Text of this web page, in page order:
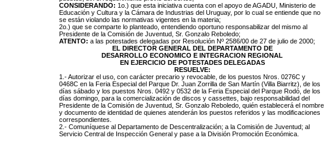
CONSIDERANDO: 1o.) que esta iniciativa cuenta con el apoyo de AGADU, Ministerio de
Educación y Cultura y la Cámara de Industrias del Uruguay, por lo cual se entiende que no
se están violando las normativas vigentes en la materia;
2o.) que se comparte lo planteado, entendiendo oportuno responsabilizar del mismo al
Presidente de la Comisión de Juventud, Sr. Gonzalo Reboledo;
ATENTO: a las potestades delegadas por Resolución Nº 2586/00 de 27 de julio de 2000;
EL DIRECTOR GENERAL DEL DEPARTAMENTO DE
DESARROLLO ECONOMICO E INTEGRACION REGIONAL
EN EJERCICIO DE POTESTADES DELEGADAS
RESUELVE:
1.- Autorizar el uso, con carácter precario y revocable, de los puestos Nros. 0276C y
0468C en la Feria Especial del Parque Dr. Juan Zorrilla de San Martín (Villa Biarritz), de los
días sábado y los puestos Nros. 0492 y 0532 de la Feria Especial del Parque Rodó, de los
días domingo, para la comercialización de discos y cassettes, bajo responsabilidad del
Presidente de la Comisión de Juventud, Sr. Gonzalo Reboledo, quién establecerá el nombre
y documento de identidad de quienes atenderán los puestos referidos y las modificaciones
correspondientes.
2.- Comuníquese al Departamento de Descentralización; a la Comisión de Juventud; al
Servicio Central de Inspección General y pase a la División Promoción Económica.